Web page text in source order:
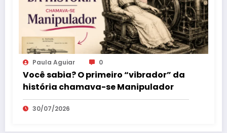
Paula Aguiar 0
Você sabia? O primeiro “vibrador” da
história chamava-se Manipulador
30/07/2026